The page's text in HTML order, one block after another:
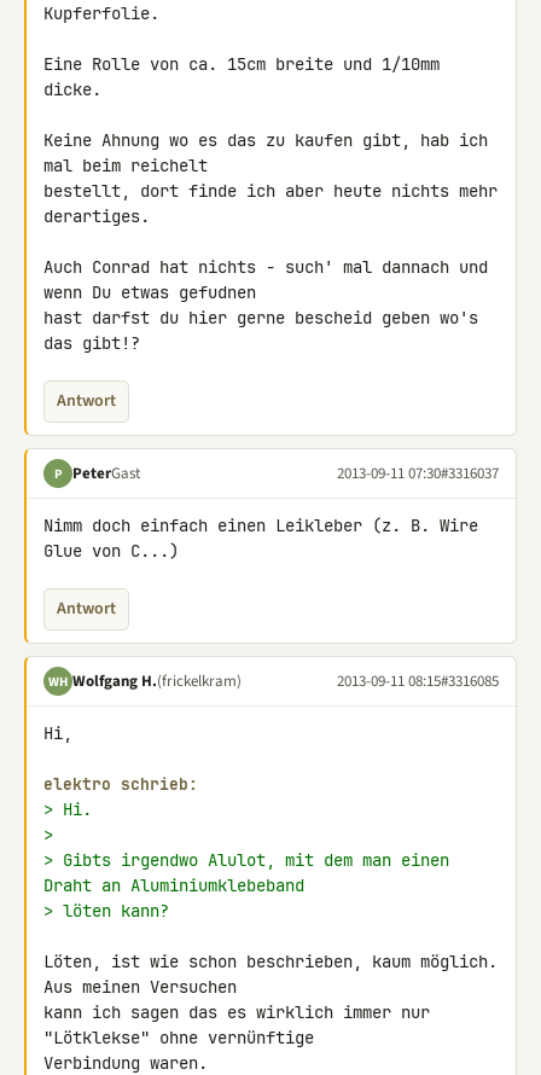
Kupferfolie.
Eine Rolle von ca. 15cm breite und 1/10mm
dicke.
Keine Ahnung wo es das zu kaufen gibt, hab ich
mal beim reichelt
bestellt, dort finde ich aber heute nichts mehr
derartiges.
Auch Conrad hat nichts - such' mal dannach und
wenn Du etwas gefudnen
hast darfst du hier gerne bescheid geben wo's
das gibt!?
Antwort
P PeterGast 2013-09-11 07:30#3316037
Nimm doch einfach einen Leikleber (z. B. Wire
Glue von C...)
Antwort
WH Wolfgang H.(frickelkram) 2013-09-11 08:15#3316085
Hi,
elektro schrieb:
> Hi.
>
> Gibts irgendwo Alulot, mit dem man einen
Draht an Aluminiumklebeband
> löten kann?
Löten, ist wie schon beschrieben, kaum möglich.
Aus meinen Versuchen
kann ich sagen das es wirklich immer nur
"Lötklekse" ohne vernünftige
Verbindung waren.